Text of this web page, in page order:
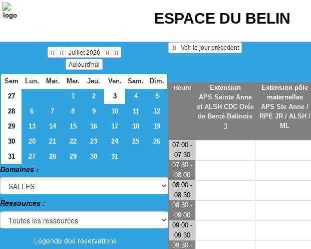
ESPACE DU BELIN
Juillet 2026
Aujourd'hui
Sem Lun. Mar. Mer. Jeu. Ven. Sam.
Dim.
27
1 2 3 4
5
28
6 7 8 9 10 11
12
29
13 14 15 16 17 18
19
30
20 21 22 23 24 25
26
31
27 28 29 30 31
Domaines :
Ressources :
Légende des réservations
   Voir le jour précédent
Heure
Extension
APS Sainte Anne
et ALSH CDC Orée
de Bercé Belinois
Extension pôle
maternelles
APS Ste Anne /
RPE JR / ALSH /
ML
07:00 -
07:30
07:30 -
08:00
08:00 -
08:30
08:30 -
09:00
09:00 -
09:30
09:30 -